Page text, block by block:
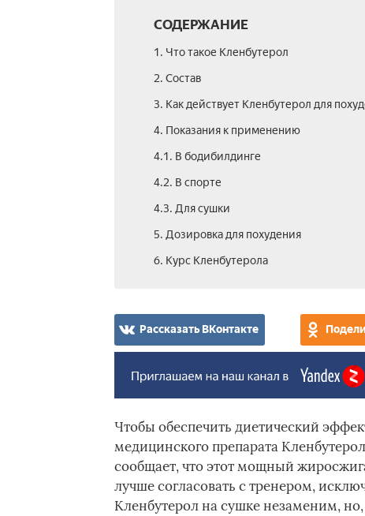
СОДЕРЖАНИЕ
1. Что такое Кленбутерол
2. Состав­
3. Как действует Кленбутерол для
4. Показания к применению
4.1. В бодибилдинге
4.2. В спорте
4.3. Для сушки
5. Дозировка для похудения
6. Курс Кленбутерола
Рассказать ВКонтакте
Чтобы обеспечить диетический
медицинского препарата
сообщает, что этот мощный
лучше согласовать с тренером,
Кленбутерол на сушке незаменим,